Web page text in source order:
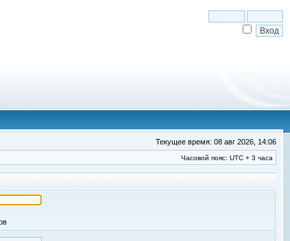
Текущее время: 08 авг 2026, 14:06
Часовой пояс: UTC + 3 часа